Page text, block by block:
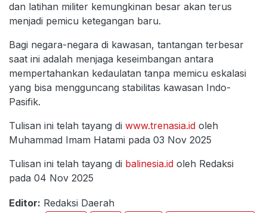
dan latihan militer kemungkinan besar akan terus
menjadi pemicu ketegangan baru.
Bagi negara-negara di kawasan, tantangan terbesar
saat ini adalah menjaga keseimbangan antara
mempertahankan kedaulatan tanpa memicu eskalasi
yang bisa mengguncang stabilitas kawasan Indo-
Pasifik.
Tulisan ini telah tayang di www.trenasia.id oleh
Muhammad Imam Hatami pada 03 Nov 2025
Tulisan ini telah tayang di balinesia.id oleh Redaksi
pada 04 Nov 2025
Editor: Redaksi Daerah